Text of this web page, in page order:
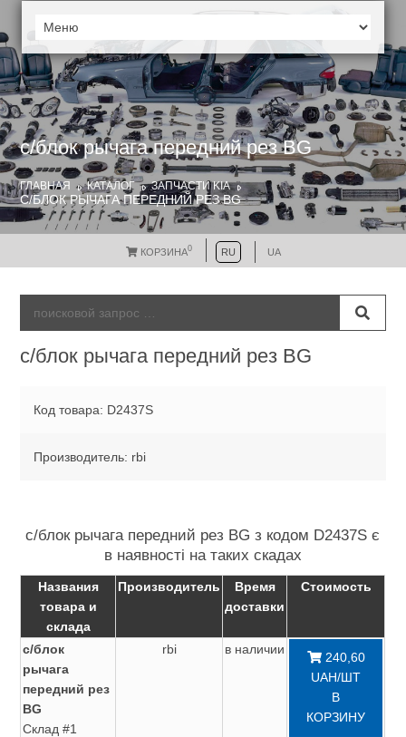
с/блок рычага передний рез BG
ГЛАВНАЯ КАТАЛОГ ЗАПЧАСТИ KIA
С/БЛОК РЫЧАГА ПЕРЕДНИЙ РЕЗ BG
КОРЗИНА0 RU UA
с/блок рычага передний рез BG
Код товара: D2437S
Производитель: rbi
с/блок рычага передний рез BG з кодом D2437S є
в наявності на таких скадах
Названия
товара и
склада
Производитель
Время
доставки
Стоимость
с/блок
рычага
передний рез
BG
Склад #1
rbi в наличии
240,60
UAH/ШТ
В
КОРЗИНУ